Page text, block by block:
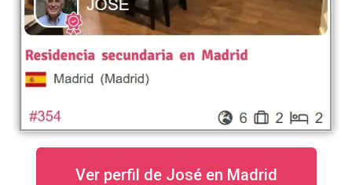
Ver perfil de José en Madrid